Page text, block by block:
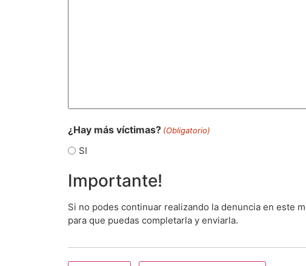
¿Hay más víctimas? (Obligatorio)
SI
Importante!
Si no podes continuar realizando la denuncia en este
para que puedas completarla y enviarla.